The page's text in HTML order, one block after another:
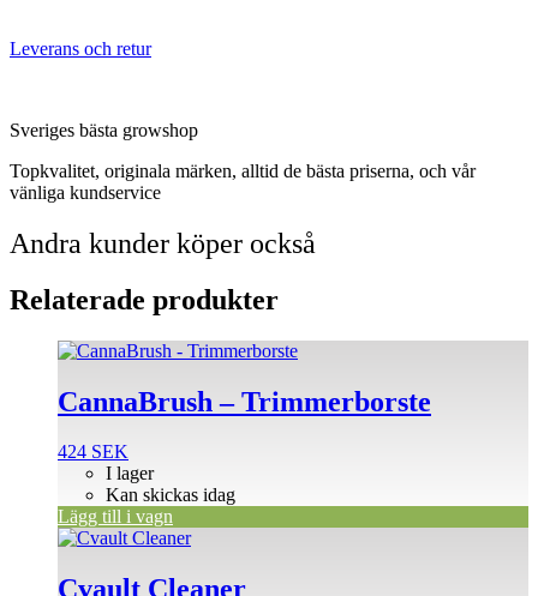
Leverans och retur
Sveriges bästa growshop
Topkvalitet, originala märken, alltid de bästa priserna, och vår
vänliga kundservice
Andra kunder köper också
Relaterade produkter
CannaBrush – Trimmerborste
424 SEK
I lager
Kan skickas idag
Lägg till i vagn
Cvault Cleaner